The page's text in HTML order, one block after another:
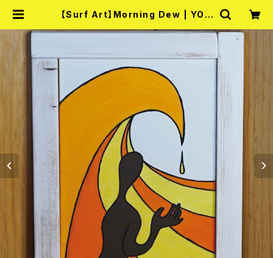
【Surf Art】Morning Dew | YOG